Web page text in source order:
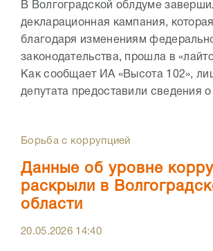
В Волгоградской облдуме
декларационная кампания,
благодаря изменениям
законодательства, прошла в
Как сообщает ИА «Высота 102»,
депутата предоставили сведения о
Борьба с коррупцией
Данные об уровне
раскрыли в
области
20.05.2026 14:40